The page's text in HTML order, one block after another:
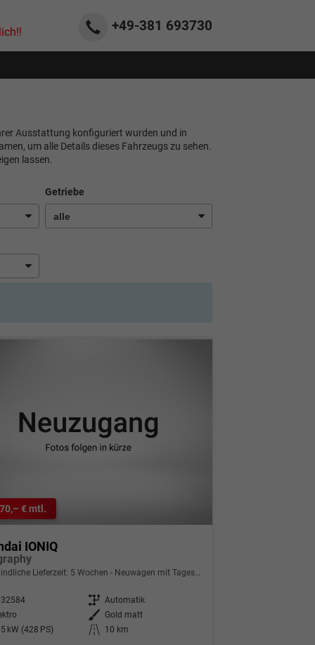
+49-381 693730
Ausstattung konfiguriert wurden und in
um alle Details dieses Fahrzeugs zu sehen.
lassen.
Getriebe
€ mtl.
IONIQ
Lieferzeit: 5 Wochen Neuwagen mit Tageszulassung
Getriebe Automatik
Außenfarbe
Gold matt
kW (428 PS)
Kilometerstand 10 km